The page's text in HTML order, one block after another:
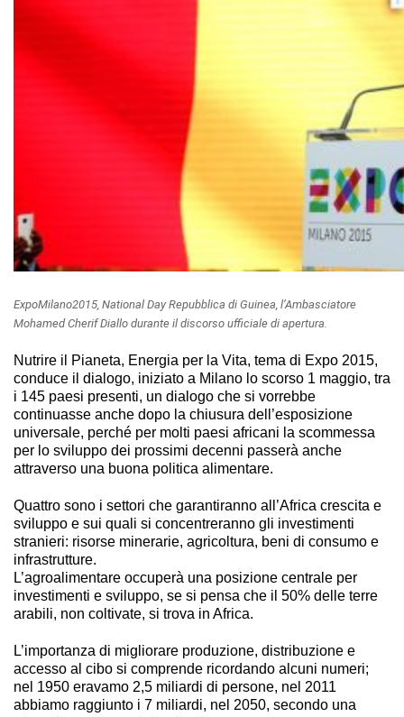
ExpoMilano2015, National Day Repubblica di Guinea, l’Ambasciatore
Mohamed Cherif Diallo durante il discorso ufficiale di apertura.
Nutrire il Pianeta, Energia per la Vita, tema di Expo 2015,
conduce il dialogo, iniziato a Milano lo scorso 1 maggio, tra
i 145 paesi presenti, un dialogo che si vorrebbe
continuasse anche dopo la chiusura dell’esposizione
universale, perché per molti paesi africani la scommessa
per lo sviluppo dei prossimi decenni passerà anche
attraverso una buona politica alimentare.
Quattro sono i settori che garantiranno all’Africa crescita e
sviluppo e sui quali si concentreranno gli investimenti
stranieri: risorse minerarie, agricoltura, beni di consumo e
infrastrutture.
L’agroalimentare occuperà una posizione centrale per
investimenti e sviluppo, se si pensa che il 50% delle terre
arabili, non coltivate, si trova in Africa.
L’importanza di migliorare produzione, distribuzione e
accesso al cibo si comprende ricordando alcuni numeri;
nel 1950 eravamo 2,5 miliardi di persone, nel 2011
abbiamo raggiunto i 7 miliardi, nel 2050, secondo una